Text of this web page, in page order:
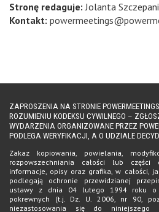
Stronę redaguje: Jolanta
Kontakt:
ZAPROSZENIA NA STRONIE
ROZUMIENIU KODEKSU CYWILNEGO –
WYDARZENIA ORGANIZOWANE PRZEZ
PODLEGA WERYFIKACJI, A O UDZIALE
Zakaz kopiowania, powielania,
rozpowszechniania całości lub
informacje, opisy oraz grafika, w całości,
podlegają ochronie przewidzianej
ustawy z dnia 04 lutego 1994 roku o
pokrewnych (t.j. Dz. U. 2006, nr 90,
niezastosowania się do niniejszego